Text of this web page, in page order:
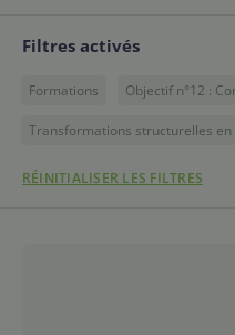
Filtres activés
Formations Objectif n°12 :
Transformations structurelles
RÉINITIALISER LES FILTRES